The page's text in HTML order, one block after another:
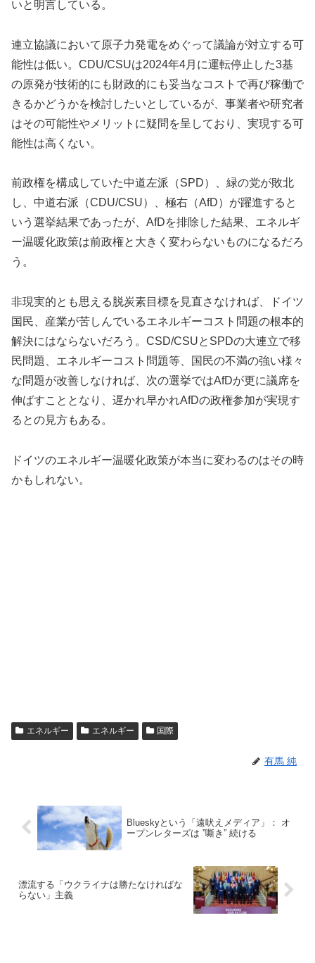
いと明言している。
連立協議において原子力発電をめぐって議論が対立する可
能性は低い。CDU/CSUは2024年4月に運転停止した3基
の原発が技術的にも財政的にも妥当なコストで再び稼働で
きるかどうかを検討したいとしているが、事業者や研究者
はその可能性やメリットに疑問を呈しており、実現する可
能性は高くない。
前政権を構成していた中道左派（SPD）、緑の党が敗北
し、中道右派（CDU/CSU）、極右（AfD）が躍進すると
いう選挙結果であったが、AfDを排除した結果、エネルギ
ー温暖化政策は前政権と大きく変わらないものになるだろ
う。
非現実的とも思える脱炭素目標を見直さなければ、ドイツ
国民、産業が苦しんでいるエネルギーコスト問題の根本的
解決にはならないだろう。CSD/CSUとSPDの大連立で移
民問題、エネルギーコスト問題等、国民の不満の強い様々
な問題が改善しなければ、次の選挙ではAfDが更に議席を
伸ばすこととなり、遅かれ早かれAfDの政権参加が実現す
るとの見方もある。
ドイツのエネルギー温暖化政策が本当に変わるのはその時
かもしれない。
エネルギー エネルギー 国際
有馬 純
Blueskyという「遠吠えメディア」： オ
ープンレターズは ”嘶き” 続ける
漂流する「ウクライナは勝たなければな
らない」主義